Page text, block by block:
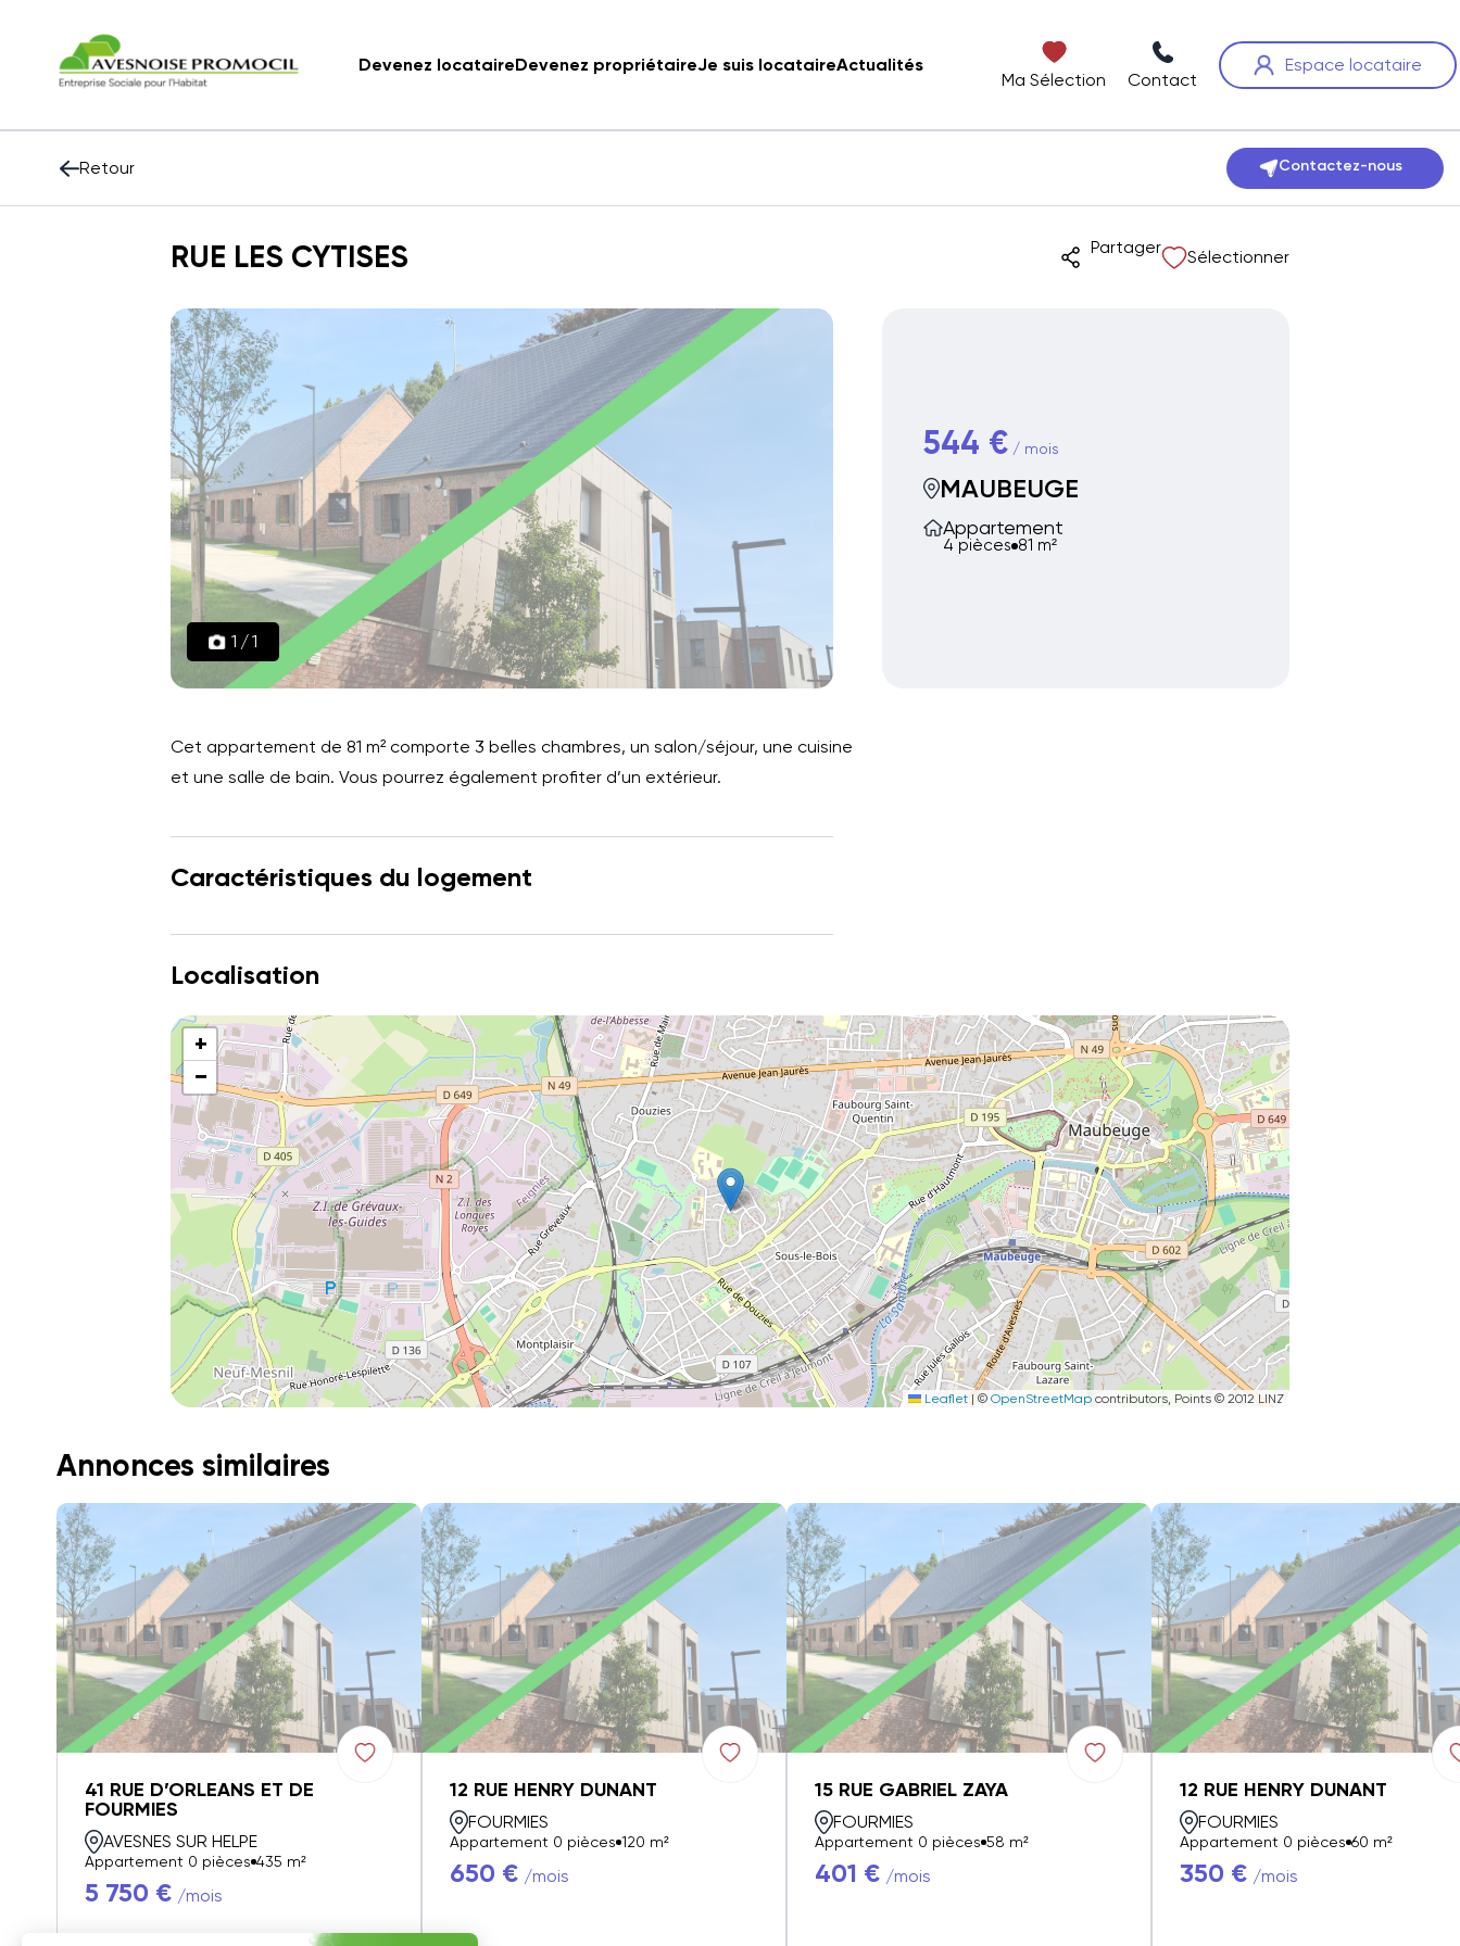
Devenez locataireDevenez propriétaireJe suis locataireActualités
Ma Sélection Contact
Espace locataire
Retour Contactez-nous
RUE LES CYTISES Partager Sélectionner
1 /1
544 €/ mois
MAUBEUGE
Appartement
4 pièces 81 m²
Cet appartement de 81 m² comporte 3 belles chambres, un salon/séjour, une cuisine
et une salle de bain. Vous pourrez également profiter d’un extérieur.
Caractéristiques du logement
Localisation
+
−
Leaflet |© OpenStreetMap contributors, Points © 2012 LINZ
Annonces similaires
41 RUE D’ORLEANS ET DE
FOURMIES
AVESNES SUR HELPE
Appartement 0 pièces 435 m²
5 750 € /mois
12 RUE HENRY DUNANT
FOURMIES
Appartement 0 pièces 120 m²
650 € /mois
15 RUE GABRIEL ZAYA
FOURMIES
Appartement 0 pièces 58 m²
401 € /mois
12 RUE HENRY DUNANT
FOURMIES
Appartement 0 pièces 60 m²
350 € /mois